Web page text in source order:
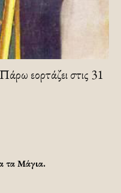
εορτάζει στις 31
τα Μάγια.